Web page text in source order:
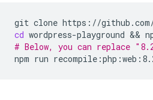
git clone
cd wordpress-playground &&
# Below, you can replace
npm run